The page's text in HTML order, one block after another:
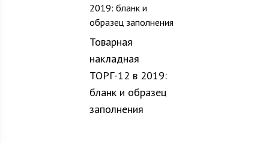
Товарная
накладная
ТОРГ-12 в 2019:
бланк и образец
заполнения